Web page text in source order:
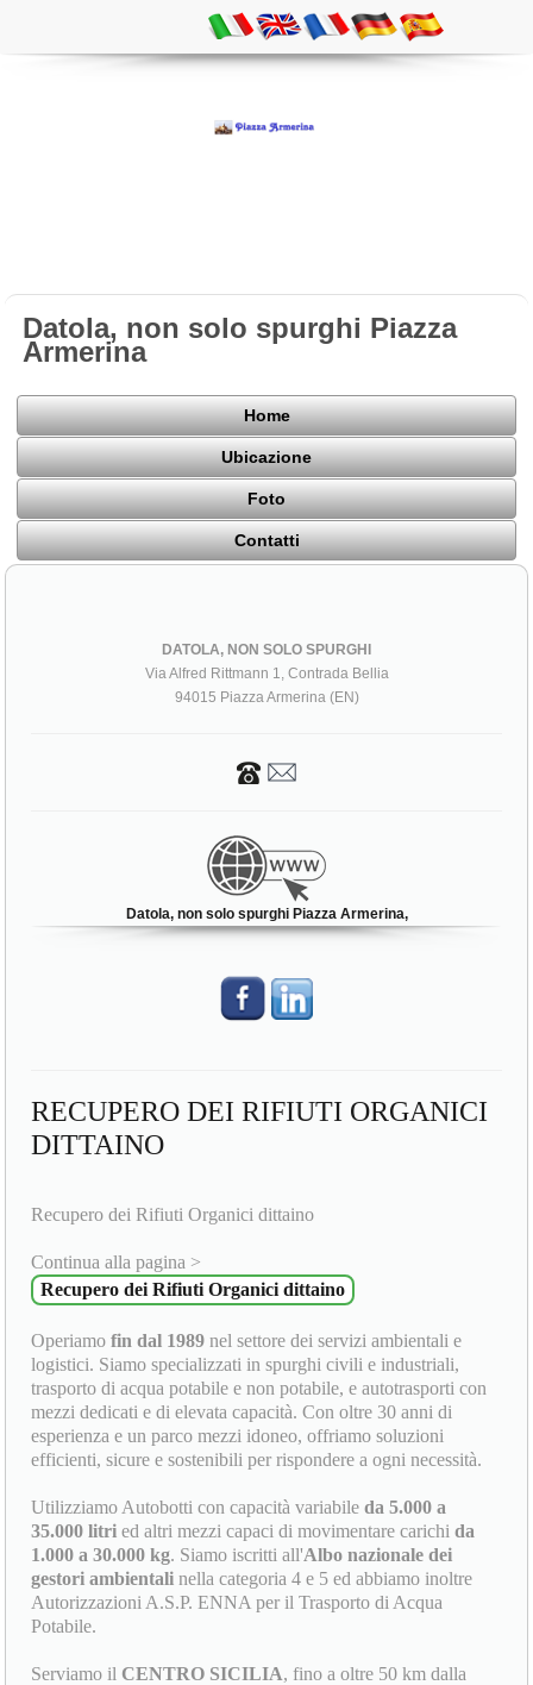
Datola, non solo spurghi Piazza
Armerina
Home
Ubicazione
Foto
Contatti
DATOLA, NON SOLO SPURGHI
Via Alfred Rittmann 1, Contrada Bellia
94015 Piazza Armerina (EN)
Datola, non solo spurghi Piazza Armerina,
RECUPERO DEI RIFIUTI ORGANICI
DITTAINO
Recupero dei Rifiuti Organici dittaino
Continua alla pagina >
Recupero dei Rifiuti Organici dittaino
Operiamofin dal 1989 nel settore dei servizi ambientali e
logistici. Siamo specializzati in spurghi civili e industriali,
trasporto di acqua potabile e non potabile, e autotrasporti con
mezzi dedicati e di elevata capacità. Con oltre 30 anni di
esperienza e un parco mezzi idoneo, offriamo soluzioni
efficienti, sicure e sostenibili per rispondere a ogni necessità.
Utilizziamo Autobotti con capacità variabileda 5.000 a
35.000 litri ed altri mezzi capaci di movimentare carichida
1.000 a 30.000 kg. Siamo iscritti all'Albo nazionale dei
gestori ambientali nella categoria 4 e 5 ed abbiamo inoltre
Autorizzazioni A.S.P. ENNA per il Trasporto di Acqua
Potabile.
Serviamo il CENTRO SICILIA, fino a oltre 50 km dalla